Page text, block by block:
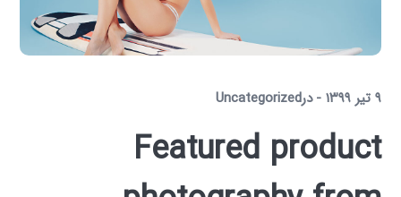
۹ تیر ۱۳۹۹ درUncategorized
Featured product